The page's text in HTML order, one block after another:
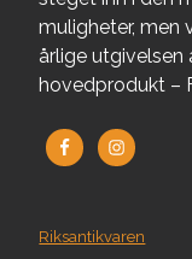
muligheter, men
årlige
hovedprodukt –
Riksantikvaren